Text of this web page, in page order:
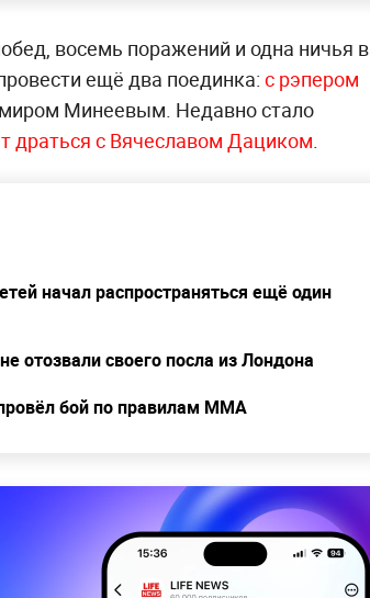
восемь поражений и одна ничья в
ещё два поединка: с рэпером
Минеевым. Недавно стало
драться с Вячеславом Дациком.
начал распространяться ещё один
отозвали своего посла из Лондона
бой по правилам ММА